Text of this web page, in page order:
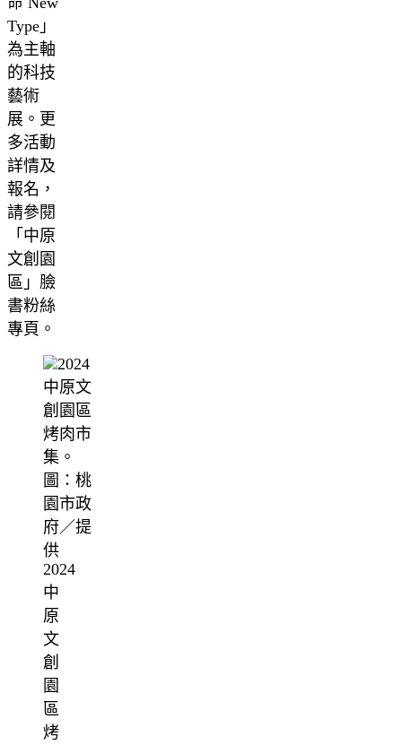
Type」
為主軸
的科技
藝術
展。更
多活動
詳情及
報名，
請參閱
「中原
文創園
區」臉
書粉絲
專頁。
2024
中
原
文
創
園
區
烤